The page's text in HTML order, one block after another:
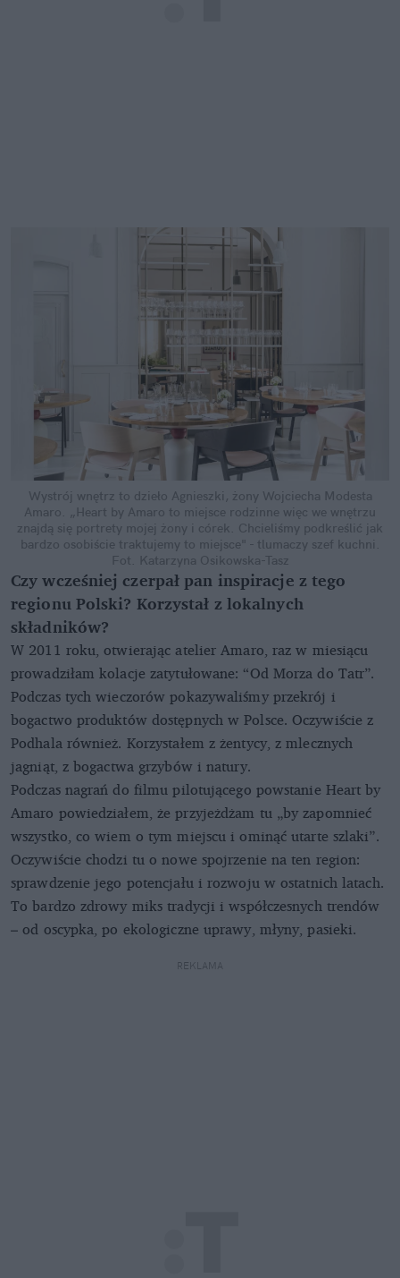
Wystrój wnętrz to dzieło Agnieszki, żony Wojciecha Modesta
Amaro. „Heart by Amaro to miejsce rodzinne więc we wnętrzu
znajdą się portrety mojej żony i córek. Chcieliśmy podkreślić jak
bardzo osobiście traktujemy to miejsce" - tlumaczy szef kuchni.
Fot. Katarzyna Osikowska-Tasz
Czy wcześniej czerpał pan inspiracje z tego
regionu Polski? Korzystał z lokalnych
składników?
W 2011 roku, otwierając atelier Amaro, raz w miesiącu
prowadziłam kolacje zatytułowane: “Od Morza do Tatr”.
Podczas tych wieczorów pokazywaliśmy przekrój i
bogactwo produktów dostępnych w Polsce. Oczywiście z
Podhala również. Korzystałem z żentycy, z mlecznych
jagniąt, z bogactwa grzybów i natury.
Podczas nagrań do filmu pilotującego powstanie Heart by
Amaro powiedziałem, że przyjeżdżam tu „by zapomnieć
wszystko, co wiem o tym miejscu i ominąć utarte szlaki”.
Oczywiście chodzi tu o nowe spojrzenie na ten region:
sprawdzenie jego potencjału i rozwoju w ostatnich latach.
To bardzo zdrowy miks tradycji i współczesnych trendów
– od oscypka, po ekologiczne uprawy, młyny, pasieki.
REKLAMA